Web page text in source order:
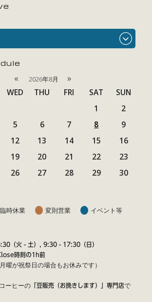
« 2026年8月 »
WED THU FRI SAT
SUN
1
2
5 6 7 8
9
12 13 14 15
16
19 20 21 22
23
26 27 28 29
30
臨時休業 変則営業 イベント等
（火 - 土）, 9:30 - 17:30（日）
時刻の1h前
月曜が祝祭日の場合もお休みです）
ーヒーの「豆販売（お挽きします）」専門店で